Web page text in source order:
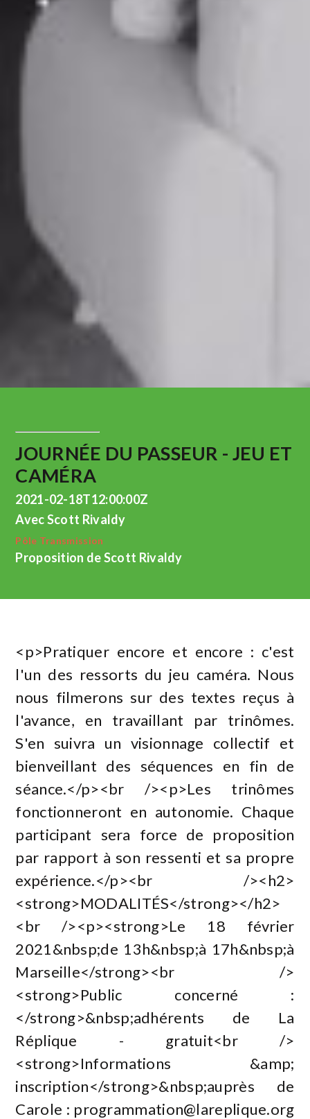
JOURNÉE DU PASSEUR - JEU ET
CAMÉRA
2021-02-18T12:00:00Z
Avec Scott Rivaldy
Pôle Transmission
Proposition de Scott Rivaldy
<p>Pratiquer encore et encore : c'est
l'un des ressorts du jeu caméra. Nous
nous filmerons sur des textes reçus à
l'avance, en travaillant par trinômes.
S'en suivra un visionnage collectif et
bienveillant des séquences en fin de
séance.</p><br /><p>Les trinômes
fonctionneront en autonomie. Chaque
participant sera force de proposition
par rapport à son ressenti et sa propre
expérience.</p><br /><h2>
<strong>MODALITÉS</strong></h2>
<br /><p><strong>Le 18 février
2021&nbsp;de 13h&nbsp;à 17h&nbsp;à
Marseille</strong><br />
<strong>Public concerné :
</strong>&nbsp;adhérents de La
Réplique - gratuit<br />
<strong>Informations &amp;
inscription</strong>&nbsp;auprès de
Carole : programmation@lareplique.org